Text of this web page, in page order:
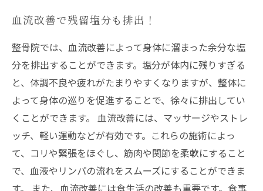
血流改善で残留塩分も排出！
整骨院では、血流改善によって身体に溜まった余分な塩
分を排出することができます。塩分が体内に残りすぎる
と、体調不良や疲れがたまりやすくなりますが、整体に
よって身体の巡りを促進することで、徐々に排出してい
くことができます。 血流改善には、マッサージやストレ
ッチ、軽い運動などが有効です。これらの施術によっ
て、コリや緊張をほぐし、筋肉や関節を柔軟にすること
で、血液やリンパの流れをスムーズにすることができま
す。 また、血流改善には食生活の改善も重要です。食事